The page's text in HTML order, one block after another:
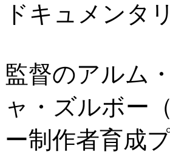
ドキュメンタ
監督のアルム
ャ・ズルボー
ー制作者育成